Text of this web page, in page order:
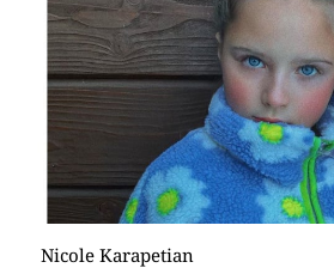
Sex a vztahy
Videa
Sledujte prima+
Přihlášení
Nicole Karapetian